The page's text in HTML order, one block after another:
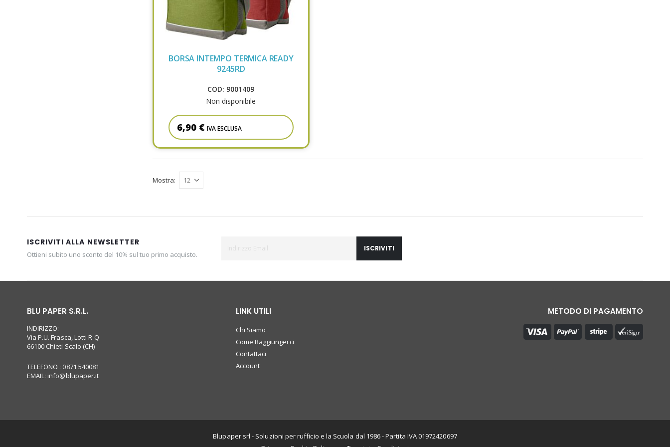
BORSA INTEMPO TERMICA READY
9245RD
COD: 9001409
Non disponibile
6,90 € IVA ESCLUSA
Mostra
ISCRIVITI ALLA NEWSLETTER
Ottieni subito uno sconto del 10% sul tuo primo acquisto.
ISCRIVITI
BLU PAPER S.R.L.
INDIRIZZO:
Via P.U. Frasca, Lotti R-Q
66100 Chieti Scalo (CH)
TELEFONO : 0871 540081
EMAIL:info@blupaper.it
LINK UTILI
Chi Siamo
Come Raggiungerci
Contattaci
Account
METODO DI PAGAMENTO
Blupaper srl - Soluzioni per rufficio e la Scuola dal 1986 - Partita IVA 01972420697